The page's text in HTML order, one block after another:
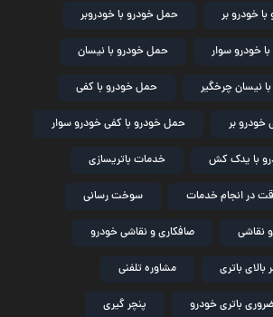
خودرو بر حمل خودرو با خودروبر
خودرو سوار حمل خودرو با نیسان
نیسان چرخگیر حمل خودرو با کفی
خودرو بر حمل خودرو با کفی خودرو سوار
با یدک کش خدمات باتریسازی
در انجام خدمات سوخت رسانی
نقاشی صافکاری و نقاشی خودرو
بالای باتری مشاوره تلفنی
باتری خودرو پنچر گیری